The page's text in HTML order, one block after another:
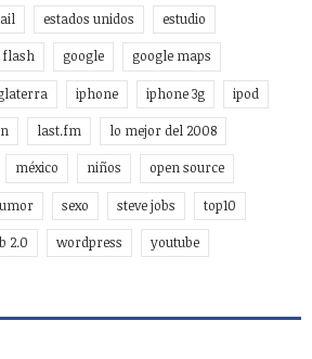
estados unidos estudio
flash google google maps
iphone iphone 3g ipod
last.fm lo mejor del 2008
méxico niños open source
sexo steve jobs top10
2.0 wordpress youtube